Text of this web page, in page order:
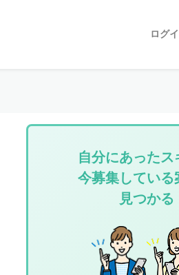
ログ
自分にあったス
今募集している
見つかる